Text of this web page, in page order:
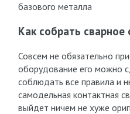
базового металла
Как собрать
Совсем не обязательно
оборудование его можно
соблюдать все правила и
самодельная контактная
выйдет ничем не хуже